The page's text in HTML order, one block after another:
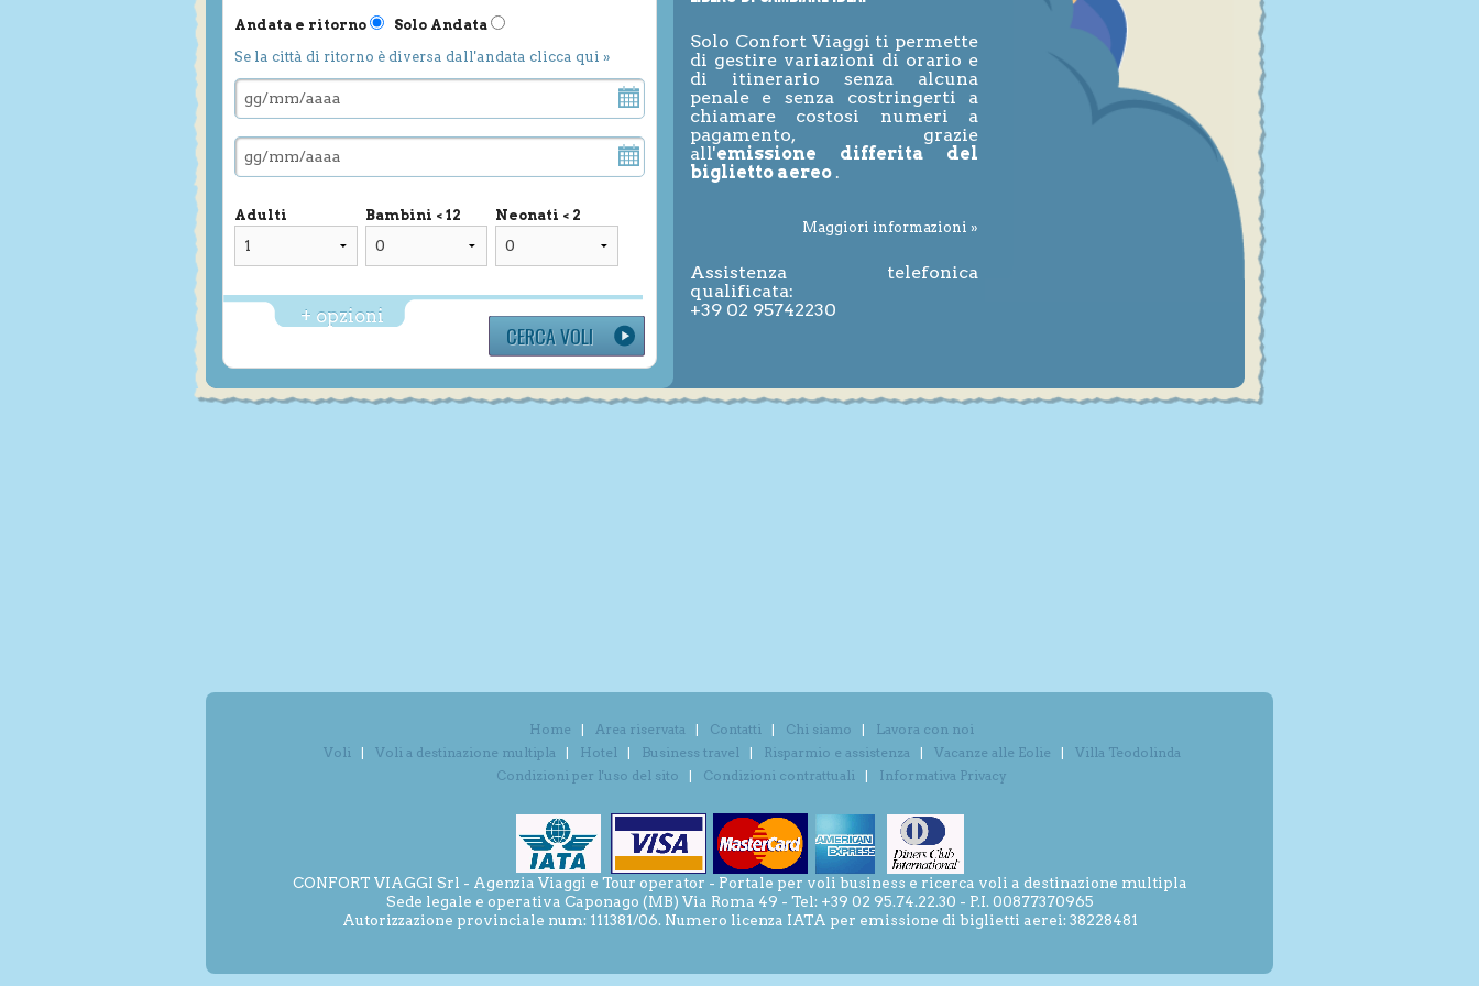
Andata e ritorno
Solo Andata
Se la città di ritorno è diversa dall'andata clicca qui »
Adulti Bambini < 12 Neonati < 2
+ opzioni
Solo Confort Viaggi ti permette
di gestire variazioni di orario e
di itinerario senza alcuna
penale e senza costringerti a
chiamare costosi numeri a
pagamento, grazie
all'emissione differita del
biglietto aereo .
Maggiori informazioni »
Assistenza telefonica
qualificata:
+39 02 95742230
Home Area riservata Contatti Chi siamo
Lavora con noi
Voli
Voli a destinazione multipla Hotel Business travel Risparmio e assistenza Vacanze alle Eolie
Villa Teodolinda
Condizioni per l'uso del sito
Condizioni contrattuali Informativa Privacy
CONFORT VIAGGI Srl - Agenzia Viaggi e Tour operator - Portale per voli business e ricerca voli a destinazione multipla
Sede legale e operativa Caponago (MB) Via Roma 49 - Tel: +39 02 95.74.22.30 - P.I. 00877370965
Autorizzazione provinciale num: 111381/06. Numero licenza IATA per emissione di biglietti aerei: 38228481